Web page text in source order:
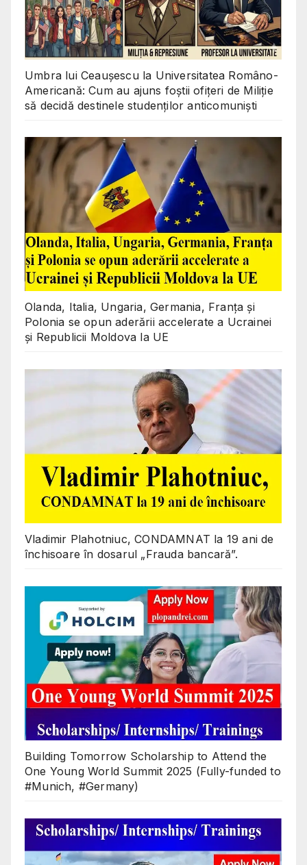
Umbra lui Ceaușescu la Universitatea Româno-
Americană: Cum au ajuns foștii ofițeri de Miliție
să decidă destinele studenților anticomuniști
Olanda, Italia, Ungaria, Germania, Franța și
Polonia se opun aderării accelerate a Ucrainei
și Republicii Moldova la UE
Vladimir Plahotniuc, CONDAMNAT la 19 ani de
închisoare în dosarul „Frauda bancară”.
Building Tomorrow Scholarship to Attend the
One Young World Summit 2025 (Fully-funded to
#Munich, #Germany)